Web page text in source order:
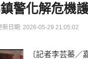
警化解危機
新日期: 2026-05-29 21:05:02
〔記者李芸蓁／